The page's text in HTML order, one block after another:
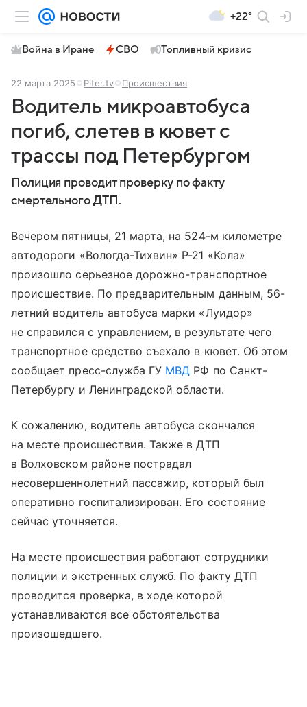
+22°
Война в Иране СВО Топливный кризис
22 марта 2025 Piter.tv Происшествия
Водитель микроавтобуса
погиб, слетев в кювет с
трассы под Петербургом
Полиция проводит проверку по факту
смертельного ДТП.
Вечером пятницы, 21 марта, на 524-м километре
автодороги «Вологда-Тихвин» Р-21 «Кола»
произошло серьезное дорожно-транспортное
происшествие. По предварительным данным, 56-
летний водитель автобуса марки «Луидор»
не справился с управлением, в результате чего
транспортное средство съехало в кювет. Об этом
сообщает пресс-служба ГУ МВД РФ по Санкт-
Петербургу и Ленинградской области.
К сожалению, водитель автобуса скончался
на месте происшествия. Также в ДТП
в Волховском районе пострадал
несовершеннолетний пассажир, который был
оперативно госпитализирован. Его состояние
сейчас уточняется.
На месте происшествия работают сотрудники
полиции и экстренных служб. По факту ДТП
проводится проверка, в ходе которой
устанавливаются все обстоятельства
произошедшего.